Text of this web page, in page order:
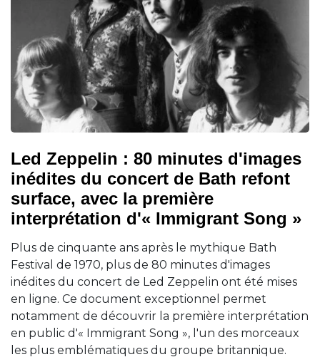
Led Zeppelin : 80 minutes d'images
inédites du concert de Bath refont
surface, avec la première
interprétation d'« Immigrant Song »
Plus de cinquante ans après le mythique Bath
Festival de 1970, plus de 80 minutes d'images
inédites du concert de Led Zeppelin ont été mises
en ligne. Ce document exceptionnel permet
notamment de découvrir la première interprétation
en public d'« Immigrant Song », l'un des morceaux
les plus emblématiques du groupe britannique.